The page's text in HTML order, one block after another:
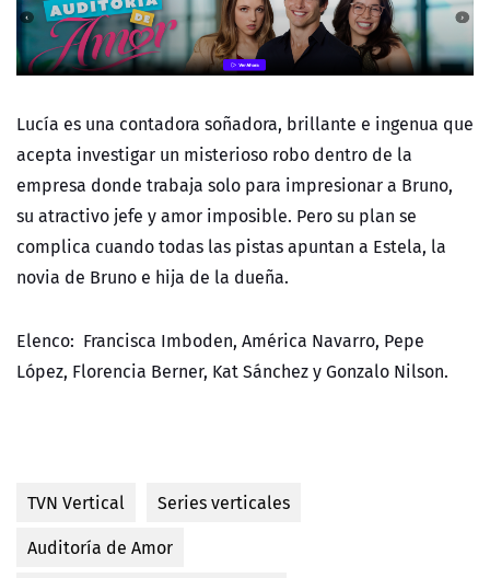
Lucía es una contadora soñadora, brillante e ingenua que
acepta investigar un misterioso robo dentro de la
empresa donde trabaja solo para impresionar a Bruno,
su atractivo jefe y amor imposible. Pero su plan se
complica cuando todas las pistas apuntan a Estela, la
novia de Bruno e hija de la dueña.
Elenco: Francisca Imboden, América Navarro, Pepe
López, Florencia Berner, Kat Sánchez y Gonzalo Nilson.
TVN Vertical
Series verticales
Auditoría de Amor